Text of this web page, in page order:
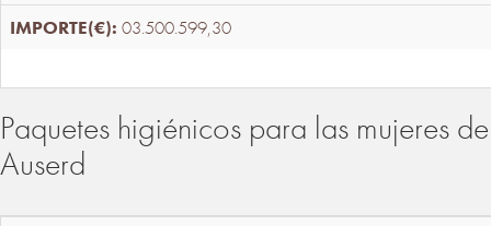
03.500.599,30
Paquetes higiénicos para las mujeres
Auserd